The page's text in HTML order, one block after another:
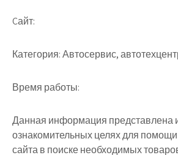
Cайт:
Категория:Автосервис,
Время работы:
Данная информация представлена
ознакомительных целях для
сайта в поиске необходимых